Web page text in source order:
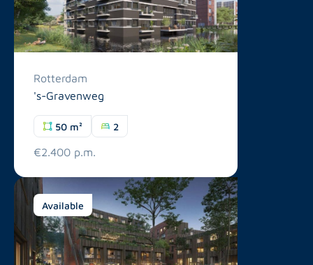
Rotterdam
's-Gravenweg
50 m² 2
€2.400 p.m.
Available